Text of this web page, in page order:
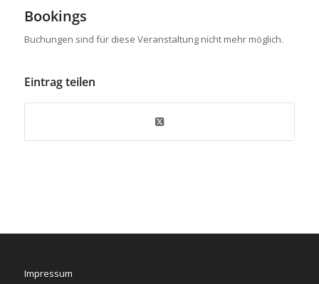
Bookings
Buchungen sind für diese Veranstaltung nicht mehr möglich.
Eintrag teilen
Impressum